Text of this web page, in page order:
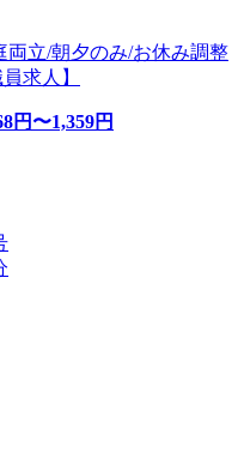
両立/朝夕のみ/お休み調整
求人】
円〜1,359円